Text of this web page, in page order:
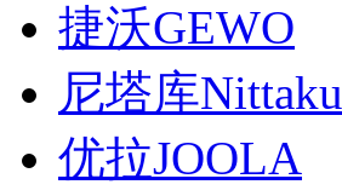
捷沃GEWO
尼塔库Nittaku
优拉JOOLA